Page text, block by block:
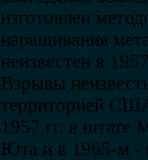
изготовлен
наращивания
неизвестен в
Взрывы
территорией
1957 гг. в штате
Юта и в 1965-м -